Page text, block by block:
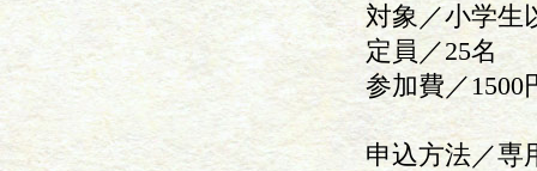
対象／小学生
定員／25名
参加費／
申込方法／専